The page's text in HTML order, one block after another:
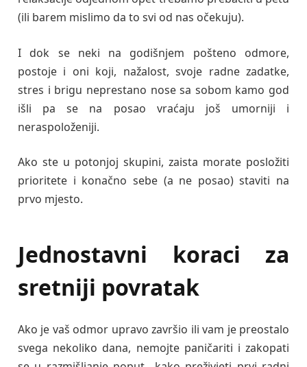
(ili barem mislimo da to svi od nas očekuju).
I dok se neki na godišnjem pošteno odmore,
postoje i oni koji, nažalost, svoje radne zadatke,
stres i brigu neprestano nose sa sobom kamo god
išli pa se na posao vraćaju još umorniji i
neraspoloženiji.
Ako ste u potonjoj skupini, zaista morate posložiti
prioritete i konačno sebe (a ne posao) staviti na
prvo mjesto.
Jednostavni koraci za
sretniji povratak
Ako je vaš odmor upravo završio ili vam je preostalo
svega nekoliko dana, nemojte paničariti i zakopati